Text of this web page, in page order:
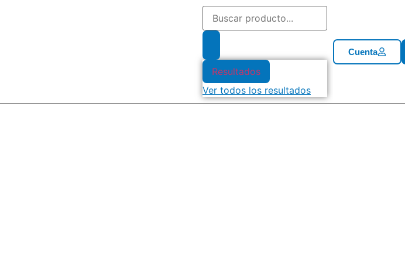
Resultados
Ver todos los resultados
Cuenta